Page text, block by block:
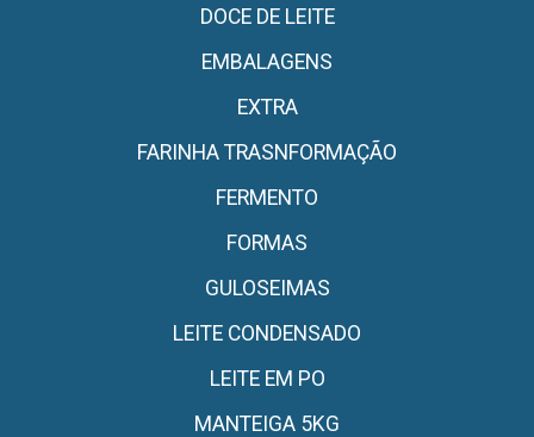
DOCE DE LEITE
EMBALAGENS
EXTRA
FARINHA TRASNFORMAÇÃO
FERMENTO
FORMAS
GULOSEIMAS
LEITE CONDENSADO
LEITE EM PO
MANTEIGA 5KG